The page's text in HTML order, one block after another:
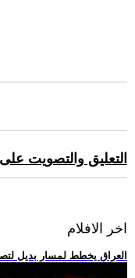
التعليق والتصويت
اخر الافلام
.. العراق يخطط لمسار بديل